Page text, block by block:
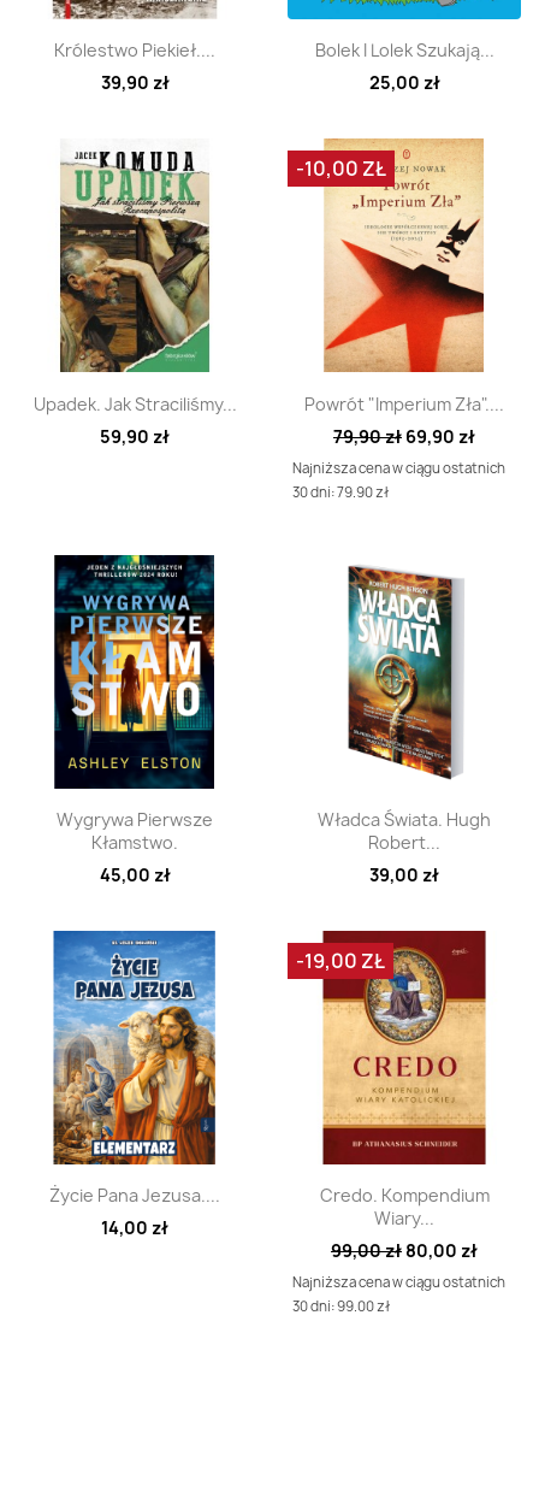
Szybki podgląd
Królestwo Piekieł....
39,90 zł
Szybki podgląd
Bolek I Lolek Szukają...
25,00 zł
Szybki podgląd
Upadek. Jak Straciliśmy...
59,90 zł
Szybki podgląd
Powrót "Imperium Zła"....
79,90 zł 69,90 zł
Najniższa cena w ciągu ostatnich
30 dni: 79.90 zł
-10,00 ZŁ
Szybki podgląd
Wygrywa Pierwsze
Kłamstwo.
45,00 zł
Szybki podgląd
Władca Świata. Hugh
Robert...
39,00 zł
Szybki podgląd
Życie Pana Jezusa....
14,00 zł
Szybki podgląd
Credo. Kompendium
Wiary...
99,00 zł 80,00 zł
Najniższa cena w ciągu ostatnich
30 dni: 99.00 zł
-19,00 ZŁ